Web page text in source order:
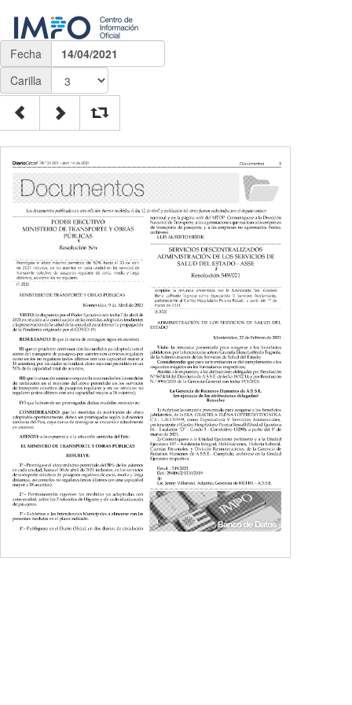
Fecha
14/04/2021
Carilla